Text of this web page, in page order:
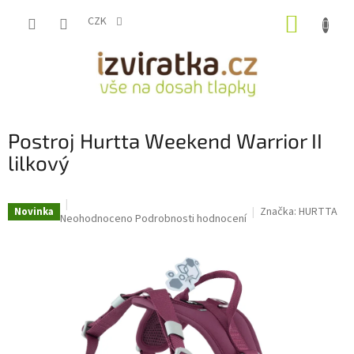
CZK
Postroj Hurtta Weekend Warrior II
lilkový
Novinka Průměrné
hvězdiček.
Neohodnoceno Podrobnosti hodnocení Značka: HURTTA